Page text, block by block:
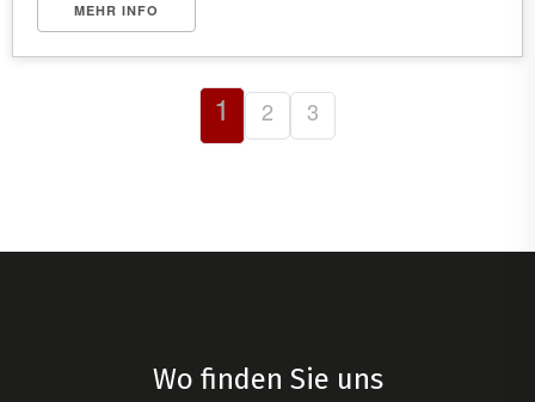
MEHR INFO
1 2 3
Wo finden Sie uns